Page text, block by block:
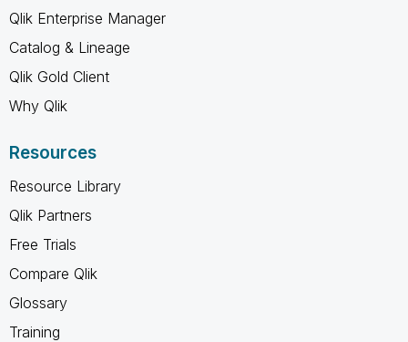
Qlik Enterprise Manager
Catalog & Lineage
Qlik Gold Client
Why Qlik
Resources
Resource Library
Qlik Partners
Free Trials
Compare Qlik
Glossary
Training